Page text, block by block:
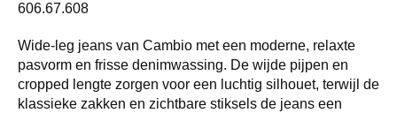
606.67.608
Wide-leg jeans van Cambio met een moderne, relaxte
pasvorm en frisse denimwassing. De wijde pijpen en
cropped lengte zorgen voor een luchtig silhouet, terwijl de
klassieke zakken en zichtbare stiksels de jeans een